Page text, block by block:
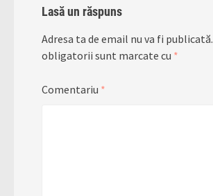
Lasă un răspuns
Adresa ta de email nu va fi publicată.
obligatorii sunt marcate cu *
Comentariu *